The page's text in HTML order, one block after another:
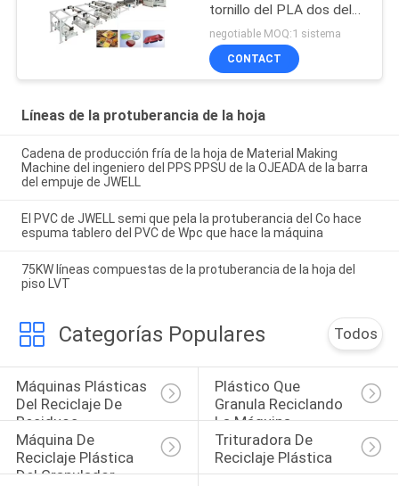
tornillo del PLA dos del
ANIMAL DOMÉSTICO
negotiable MOQ:1 sistema
CONTACT
Líneas de la protuberancia de la hoja
Cadena de producción fría de la hoja de Material Making
Machine del ingeniero del PPS PPSU de la OJEADA de la barra
del empuje de JWELL
El PVC de JWELL semi que pela la protuberancia del Co hace
espuma tablero del PVC de Wpc que hace la máquina
75KW líneas compuestas de la protuberancia de la hoja del
piso LVT
Categorías Populares Todos
Máquinas Plásticas
Del Reciclaje De
Residuos
Plástico Que
Granula Reciclando
La Máquina
Máquina De
Reciclaje Plástica
Del Granulador
Trituradora De
Reciclaje Plástica